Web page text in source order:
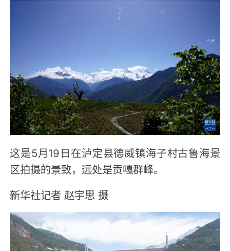
这是5月19日在泸定县德威镇海子村古鲁海景
区拍摄的景致，远处是贡嘎群峰。
新华社记者 赵宇思 摄